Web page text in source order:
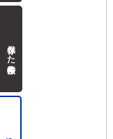
保存した検索条件